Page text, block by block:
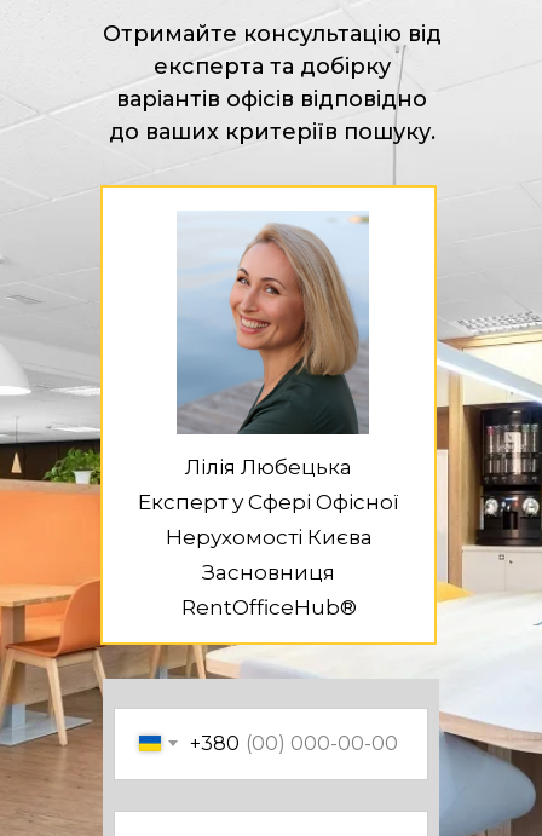
Отримайте консультацію від
експерта та добірку
варіантів офісів відповідно
до ваших критеріїв пошуку.
+380
Лілія Любецька
Експерт у Сфері Офісної
Нерухомості Києва
Засновниця
RentOfficeHub®